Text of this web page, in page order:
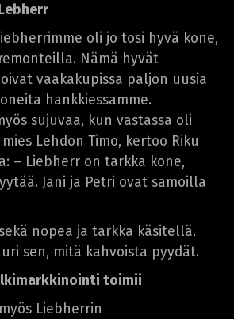
oli jo tosi hyvä kone,
Nämä hyvät
vaakakupissa paljon uusia
hankkiessamme.
sujuvaa, kun vastassa oli
Lehdon Timo, kertoo Riku
– Liebherr on tarkka kone,
Jani ja Petri ovat samoilla
nopea ja tarkka käsitellä.
sen, mitä kahvoista pyydät.
toimii
Liebherrin